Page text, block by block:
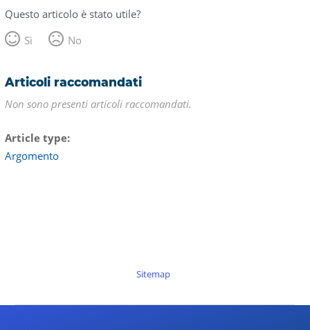
Questo articolo è stato utile?
Sì
No
Articoli raccomandati
Non sono presenti articoli raccomandati.
Article type
Argomento
Sitemap